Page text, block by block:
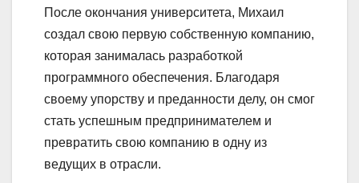
После окончания университета, Михаил
создал свою первую собственную компанию,
которая занималась разработкой
программного обеспечения. Благодаря
своему упорству и преданности делу, он смог
стать успешным предпринимателем и
превратить свою компанию в одну из
ведущих в отрасли.